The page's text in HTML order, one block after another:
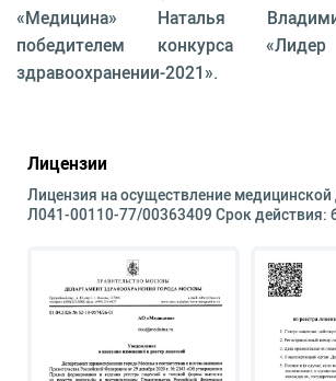
«Медицина» Наталья
победителем конкурса
здравоохранении-2021».
Лицензии
Лицензия на осуществление
Л041-00110-77/00363409 Срок действия: